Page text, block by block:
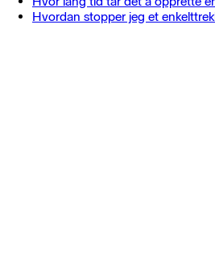
Hvordan stopper jeg et